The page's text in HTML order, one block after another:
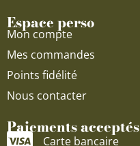
Espace perso
Mon compte
Mes commandes
Points fidélité
Nous contacter
Paiements acceptés
Carte bancaire